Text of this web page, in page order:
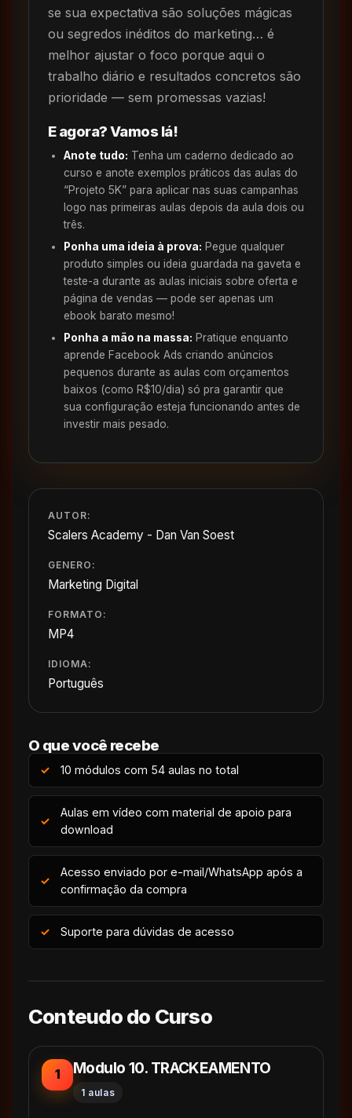
se sua expectativa são soluções mágicas
ou segredos inéditos do marketing… é
melhor ajustar o foco porque aqui o
trabalho diário e resultados concretos são
prioridade — sem promessas vazias!
E agora? Vamos lá!
Anote tudo: Tenha um caderno dedicado ao
curso e anote exemplos práticos das aulas do
“Projeto 5K” para aplicar nas suas campanhas
logo nas primeiras aulas depois da aula dois ou
três.
Ponha uma ideia à prova: Pegue qualquer
produto simples ou ideia guardada na gaveta e
teste-a durante as aulas iniciais sobre oferta e
página de vendas — pode ser apenas um
ebook barato mesmo!
Ponha a mão na massa: Pratique enquanto
aprende Facebook Ads criando anúncios
pequenos durante as aulas com orçamentos
baixos (como R$10/dia) só pra garantir que
sua configuração esteja funcionando antes de
investir mais pesado.
AUTOR:
Scalers Academy - Dan Van Soest
GENERO:
Marketing Digital
FORMATO:
MP4
IDIOMA:
Português
O que você recebe
10 módulos com 54 aulas no total
Aulas em vídeo com material de apoio para
download
Acesso enviado por e-mail/WhatsApp após a
confirmação da compra
Suporte para dúvidas de acesso
Conteudo do Curso
1 Modulo 10. TRACKEAMENTO
1 aulas